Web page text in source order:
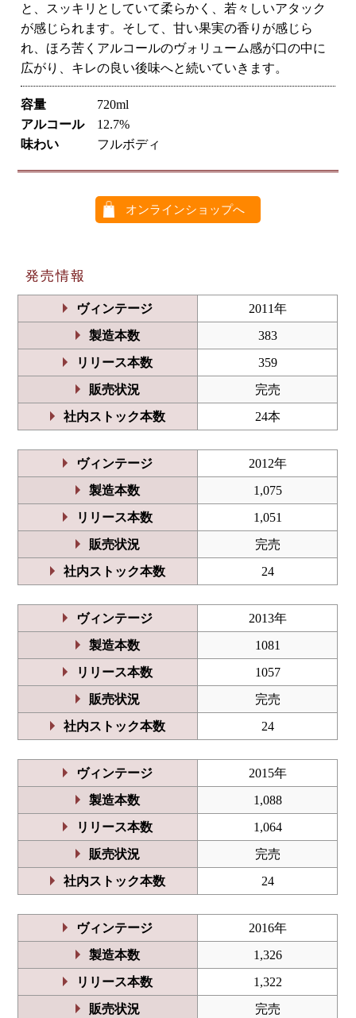
と、スッキリとしていて柔らかく、若々しいアタック
が感じられます。そして、甘い果実の香りが感じら
れ、ほろ苦くアルコールのヴォリューム感が口の中に
広がり、キレの良い後味へと続いていきます。
容量 720ml
アルコール12.7%
味わい フルボディ
オンラインショップへ
発売情報
ヴィンテージ
2011年
製造本数
383
リリース本数
359
販売状況
完売
社内ストック本数
24本
ヴィンテージ
2012年
製造本数
1,075
リリース本数
1,051
販売状況
完売
社内ストック本数
24
ヴィンテージ
2013年
製造本数
1081
リリース本数
1057
販売状況
完売
社内ストック本数
24
ヴィンテージ
2015年
製造本数
1,088
リリース本数
1,064
販売状況
完売
社内ストック本数
24
ヴィンテージ
2016年
製造本数
1,326
リリース本数
1,322
販売状況
完売